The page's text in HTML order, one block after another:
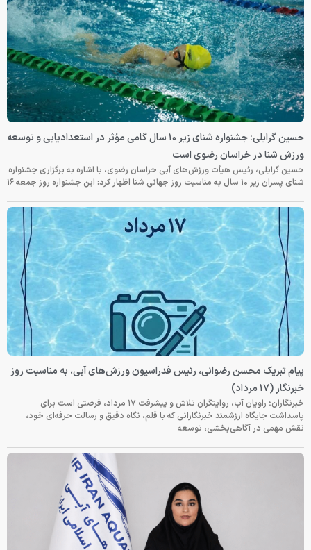
حسین گرایلی: جشنواره شنای زیر ۱۰ سال گامی مؤثر در استعدادیابی و توسعه
ورزش شنا در خراسان رضوی است
حسین گرایلی، رئیس هیأت ورزش‌های آبی خراسان رضوی، با اشاره به برگزاری جشنواره
شنای پسران زیر ۱۰ سال به مناسبت روز جهانی شنا اظهار کرد: این جشنواره روز جمعه‌ ۱۶
پیام تبریک محسن رضوانی، رئیس فدراسیون ورزش‌های آبی، به مناسبت روز
خبرنگار (۱۷ مرداد)
خبرنگاران؛ راویان آب، روایتگران تلاش و پیشرفت ۱۷ مرداد، فرصتی است برای
پاسداشت جایگاه ارزشمند خبرنگارانی که با قلم، نگاه دقیق و رسالت حرفه‌ای خود،
نقش مهمی در آگاهی‌بخشی، توسعه